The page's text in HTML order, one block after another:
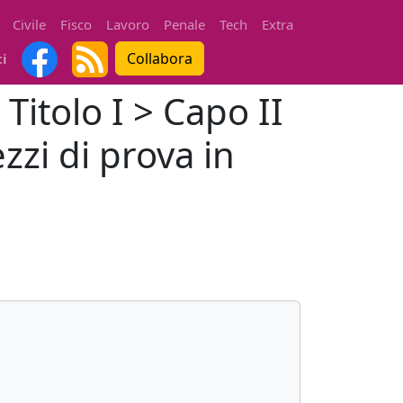
Civile Fisco Lavoro Penale Tech
Extra
Collabora
I > Capo II
di prova in